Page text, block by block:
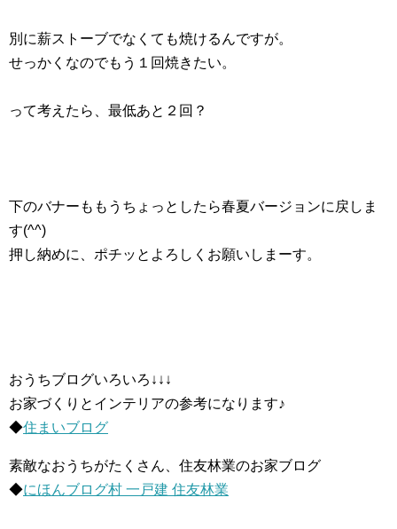
別に薪ストーブでなくても焼けるんですが。
せっかくなのでもう１回焼きたい。
って考えたら、最低あと２回？
下のバナーももうちょっとしたら春夏バージョンに戻しま
す(^^)
押し納めに、ポチッとよろしくお願いしまーす。
おうちブログいろいろ↓↓↓
お家づくりとインテリアの参考になります♪
◆住まいブログ
素敵なおうちがたくさん、住友林業のお家ブログ
◆にほんブログ村 一戸建 住友林業